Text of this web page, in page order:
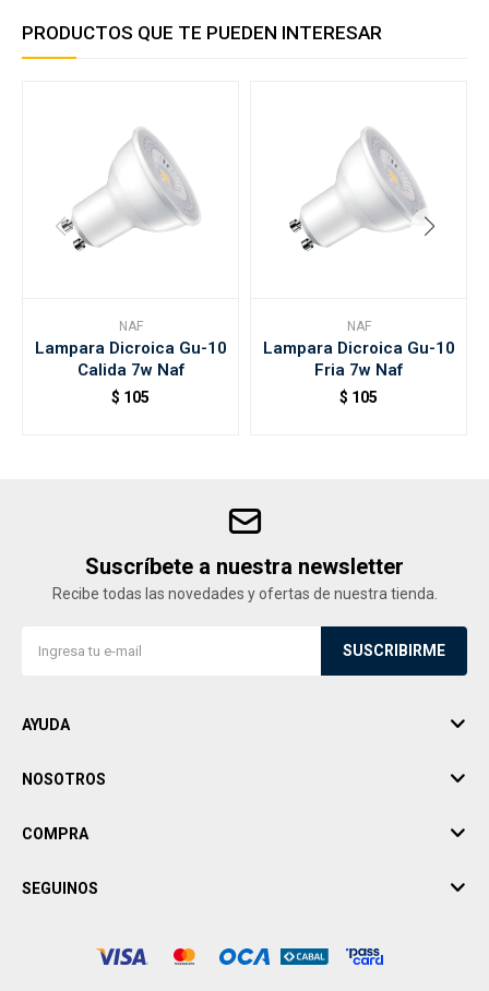
PRODUCTOS QUE TE PUEDEN INTERESAR
NAF
Lampara Dicroica Gu-10
Calida 7w Naf
$ 105
NAF
Lampara Dicroica Gu-10
Fria 7w Naf
$ 105
Suscríbete a nuestra newsletter
Recibe todas las novedades y ofertas de nuestra tienda.
SUSCRIBIRME
AYUDA
NOSOTROS
COMPRA
SEGUINOS